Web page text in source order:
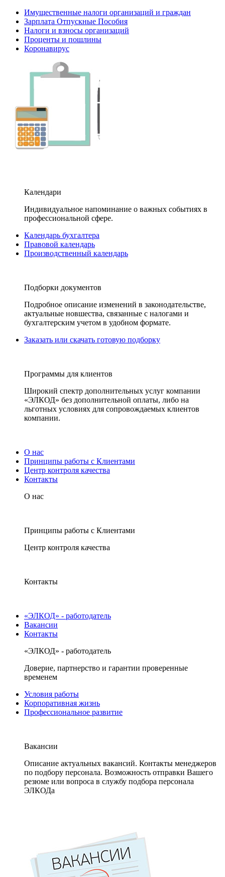
Имущественные налоги организаций и граждан
Зарплата Отпускные Пособия
Налоги и взносы организаций
Проценты и пошлины
Коронавирус
Календари
Индивидуальное напоминание о важных событиях в
профессиональной сфере.
Календарь бухгалтера
Правовой календарь
Производственный календарь
Подборки документов
Подробное описание изменений в законодательстве,
актуальные новшества, связанные с налогами и
бухгалтерским учетом в удобном формате.
Заказать или скачать готовую подборку
Программы для клиентов
Широкий спектр дополнительных услуг компании
«ЭЛКОД» без дополнительной оплаты, либо на
льготных условиях для сопровождаемых клиентов
компании.
О нас
Принципы работы с Клиентами
Центр контроля качества
Контакты
О нас
Принципы работы с Клиентами
Центр контроля качества
Контакты
«ЭЛКОД» - работодатель
Вакансии
Контакты
«ЭЛКОД» - работодатель
Доверие, партнерство и гарантии проверенные
временем
Условия работы
Корпоративная жизнь
Профессиональное развитие
Вакансии
Описание актуальных вакансий. Контакты менеджеров
по подбору персонала. Возможность отправки Вашего
резюме или вопроса в службу подбора персонала
ЭЛКОДа